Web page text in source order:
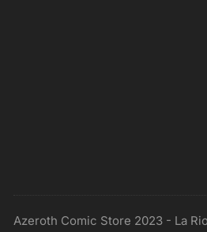
Azeroth Comic Store 2023 - La